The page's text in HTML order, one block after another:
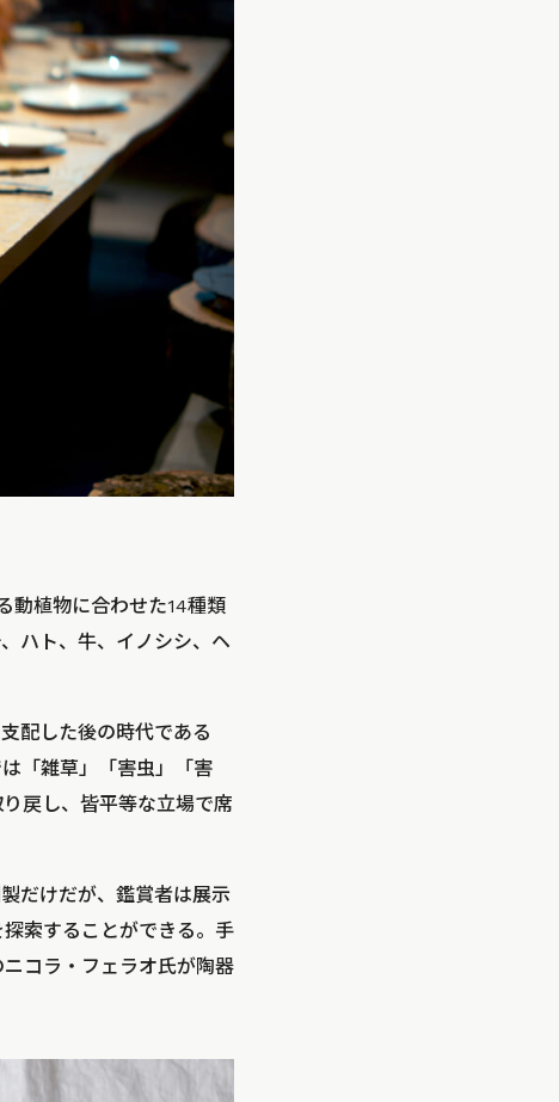
動植物に合わせた14種類
ハト、牛、イノシシ、ヘ
配した後の時代である
「雑草」「害虫」「害
戻し、皆平等な立場で席
だけだが、鑑賞者は展示
索することができる。手
コラ・フェラオ氏が陶器